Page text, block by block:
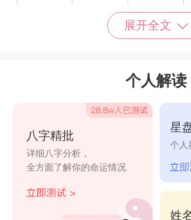
寸缕 温存
女帝
离开 明眸
展开全文
个人解读
八字精批
详细八字分析，
全方面了解你的命运情况
星
个人
姓